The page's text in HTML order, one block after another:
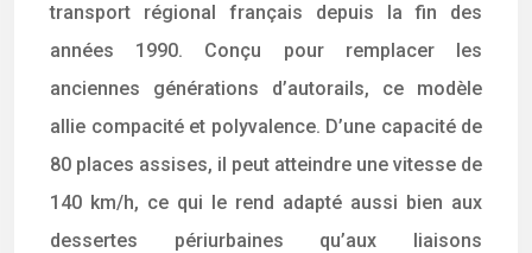
transport régional français depuis la fin des
années 1990. Conçu pour remplacer les
anciennes générations d’autorails, ce modèle
allie compacité et polyvalence. D’une capacité de
80 places assises, il peut atteindre une vitesse de
140 km/h, ce qui le rend adapté aussi bien aux
dessertes périurbaines qu’aux liaisons